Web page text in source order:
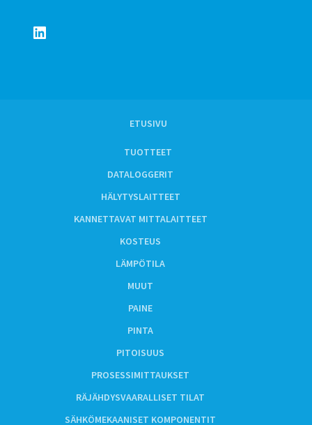
LinkedIn
ETUSIVU
TUOTTEET
DATALOGGERIT
HÄLYTYSLAITTEET
KANNETTAVAT MITTALAITTEET
KOSTEUS
LÄMPÖTILA
MUUT
PAINE
PINTA
PITOISUUS
PROSESSIMITTAUKSET
RÄJÄHDYSVAARALLISET TILAT
SÄHKÖMEKAANISET KOMPONENTIT